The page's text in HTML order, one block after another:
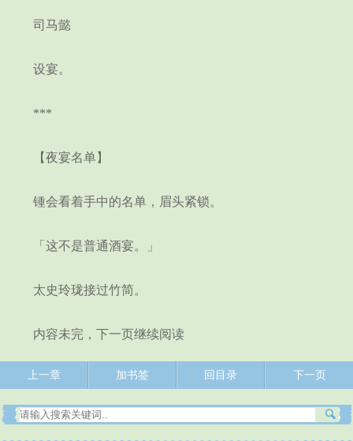
司马懿
设宴。
***
【夜宴名单】
锺会看着手中的名单，眉头紧锁。
「这不是普通酒宴。」
太史玲珑接过竹简。
内容未完，下一页继续阅读
上一章 加书签 回目录 下一页